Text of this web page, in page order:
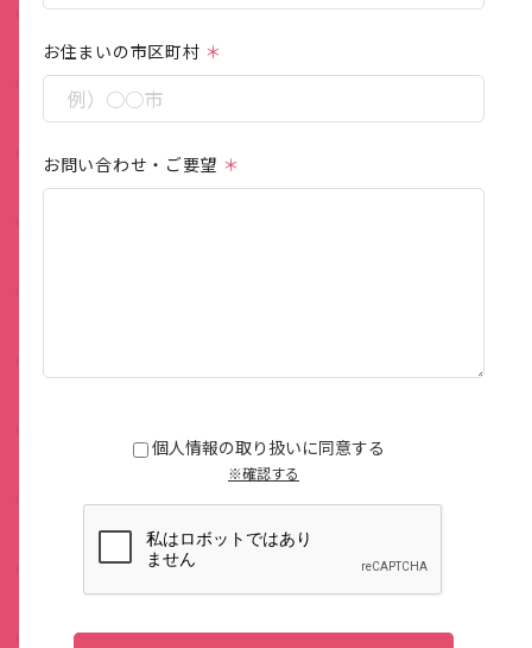
お住まいの市区町村
お問い合わせ・ご要望
個人情報の取り扱いに同意する
※確認する